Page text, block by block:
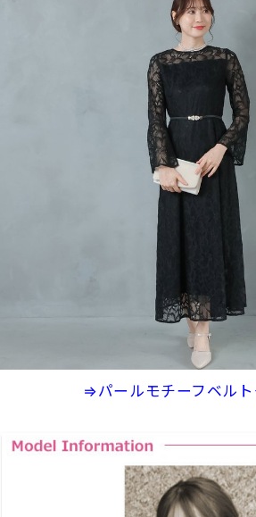
⇒パールモチーフベルト